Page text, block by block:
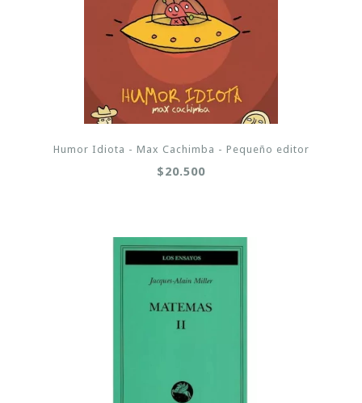
Humor Idiota - Max Cachimba - Pequeño editor
$20.500